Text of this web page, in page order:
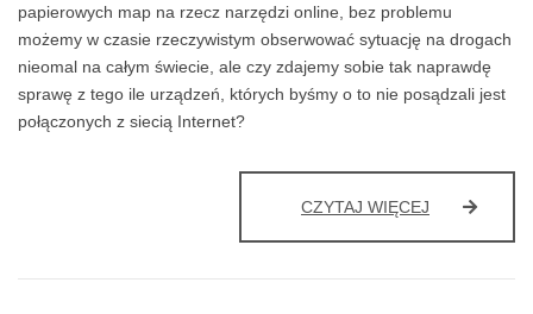
papierowych map na rzecz narzędzi online, bez problemu
możemy w czasie rzeczywistym obserwować sytuację na drogach
nieomal na całym świecie, ale czy zdajemy sobie tak naprawdę
sprawę z tego ile urządzeń, których byśmy o to nie posądzali jest
połączonych z siecią Internet?
CZYTAJ WIĘCEJ